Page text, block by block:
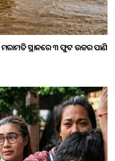
ସ୍ଥାନରେ ୩ ଫୁଟ ଉଚ୍ଚର ପାଣି